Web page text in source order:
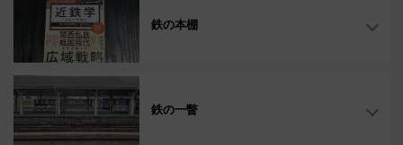
鉄の本棚
鉄の一瞥